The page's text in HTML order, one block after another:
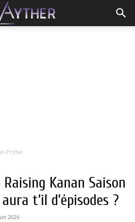
Prime
Kanan Saison
t’il d’épisodes ?
2026